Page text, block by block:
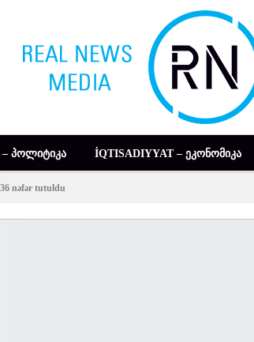
– ᲞᲝᲚᲘᲢᲘᲙᲐ İQTISADIYYAT – ᲔᲙᲝᲜᲝᲛᲘᲙᲐ
nəfər tutuldu